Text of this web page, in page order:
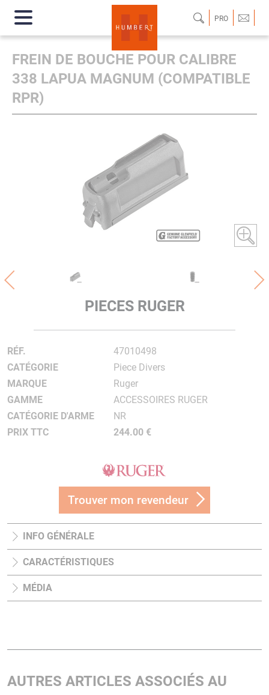
PRO
FREIN DE BOUCHE POUR CALIBRE
338 LAPUA MAGNUM (COMPATIBLE
RPR)
PIECES RUGER
RÉF.
47010498
CATÉGORIE
Piece Divers
MARQUE
Ruger
GAMME
ACCESSOIRES RUGER
CATÉGORIE D'ARME
NR
PRIX TTC
244.00 €
Trouver mon revendeur
INFO GÉNÉRALE
CARACTÉRISTIQUES
MÉDIA
AUTRES ARTICLES ASSOCIÉS AU